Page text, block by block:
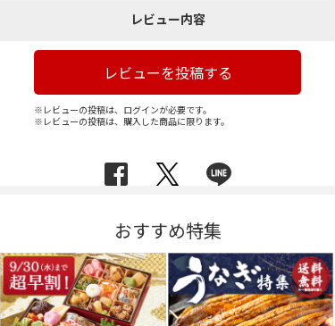
レビュー内容
レビューを投稿する
※レビューの投稿は、ログインが必要です。
※レビューの投稿は、購入した商品に限ります。
おすすめ特集